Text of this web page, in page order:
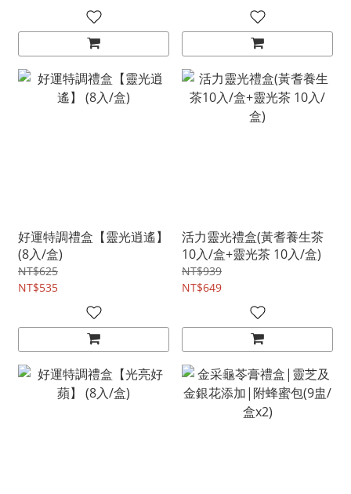
好運特調禮盒【靈光逍遙】
(8入/盒)
NT$625
NT$535
活力靈光禮盒(黃耆養生茶
10入/盒+靈光茶 10入/盒)
NT$939
NT$649